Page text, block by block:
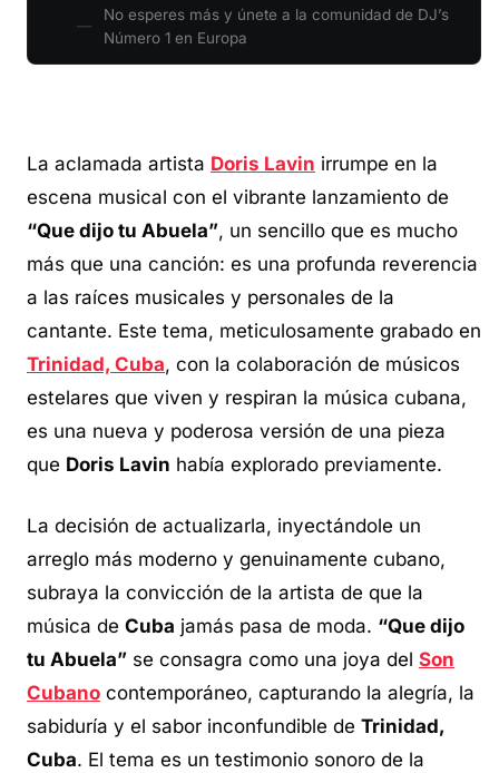
No esperes más y únete a la comunidad de DJ’s
Número 1 en Europa
La aclamada artista Doris Lavin irrumpe en la
escena musical con el vibrante lanzamiento de
“Que dijo tu Abuela”, un sencillo que es mucho
más que una canción: es una profunda reverencia
a las raíces musicales y personales de la
cantante. Este tema, meticulosamente grabado en
Trinidad, Cuba, con la colaboración de músicos
estelares que viven y respiran la música cubana,
es una nueva y poderosa versión de una pieza
que Doris Lavin había explorado previamente.
La decisión de actualizarla, inyectándole un
arreglo más moderno y genuinamente cubano,
subraya la convicción de la artista de que la
música de Cuba jamás pasa de moda. “Que dijo
tu Abuela” se consagra como una joya del Son
Cubano contemporáneo, capturando la alegría, la
sabiduría y el sabor inconfundible de Trinidad,
Cuba. El tema es un testimonio sonoro de la